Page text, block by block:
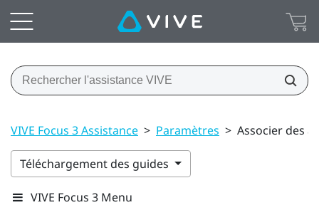
VIVE Focus 3 Assistance > Paramètres > Associer des
Téléchargement des guides
VIVE Focus 3 Menu